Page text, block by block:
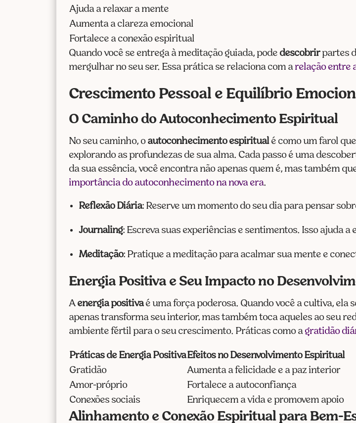
Ajuda a relaxar a mente
Aumenta a clareza emocional
Fortalece a conexão espiritual
Quando você se entrega à meditação guiada, pode descobrirpartes
mergulhar no seu ser. Essa prática se relaciona com a relação entre
Crescimento Pessoal e Equilíbrio
O Caminho do Autoconhecimento Espiritual
No seu caminho, o autoconhecimento espiritualé como um farol
explorando as profundezas de sua alma. Cada passo é uma
da sua essência, você encontra não apenas quem é, mas também
importância do autoconhecimento na nova era.
Reflexão Diária: Reserve um momento do seu dia para pensar
Journaling: Escreva suas experiências e sentimentos. Isso ajuda
Meditação: Pratique a meditação para acalmar sua mente e
Energia Positiva e Seu Impacto no
A energia positivaé uma força poderosa. Quando você a cultiva, ela
apenas transforma seu interior, mas também toca aqueles ao seu
ambiente fértil para o seu crescimento. Práticas como a gratidão
Práticas de Energia PositivaEfeitos no Desenvolvimento Espiritual
Gratidão
Aumenta a felicidade e a paz interior
Amor-próprio
Fortalece a autoconfiança
Conexões sociais
Enriquecem a vida e promovem apoio
Alinhamento e Conexão Espiritual para Bem-